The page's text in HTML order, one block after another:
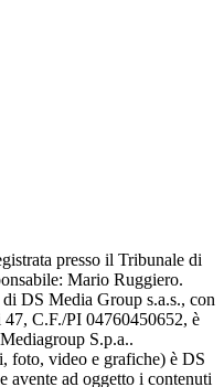
presso il Tribunale di
Mario Ruggiero.
DS Media Group s.a.s., con
C.F./PI 04760450652, è
S.p.a..
foto, video e grafiche) è DS
avente ad oggetto i contenuti